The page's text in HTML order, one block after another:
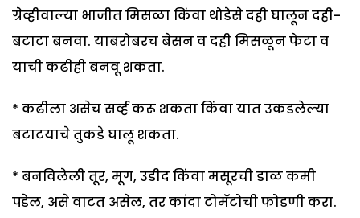
ग्रेव्हीवाल्या भाजीत मिसळा किंवा थोडेसे दही घालून दही-
बटाटा बनवा. याबरोबरच बेसन व दही मिसळून फेटा व
याची कढीही बनवू शकता.
* कढीला असेच सर्व्ह करू शकता किंवा यात उकडलेल्या
बटाटयाचे तुकडे घालू शकता.
* बनविलेली तूर, मूग, उडीद किंवा मसूरची डाळ कमी
पडेल, असे वाटत असेल, तर कांदा टोमॅटोची फोडणी करा.